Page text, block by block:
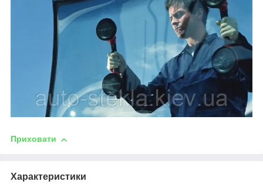
Приховати
Характеристики